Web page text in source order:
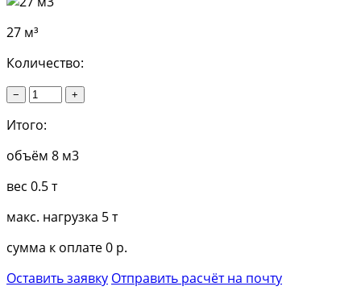
27 м³
Количество:
− +
Итого:
объём 8 м3
вес 0.5 т
макс. нагрузка 5 т
сумма к оплате0 р.
Оставить заявку Отправить расчёт на почту